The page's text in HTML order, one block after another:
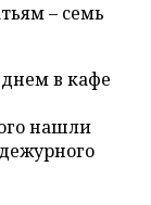
– семь
в кафе
нашли